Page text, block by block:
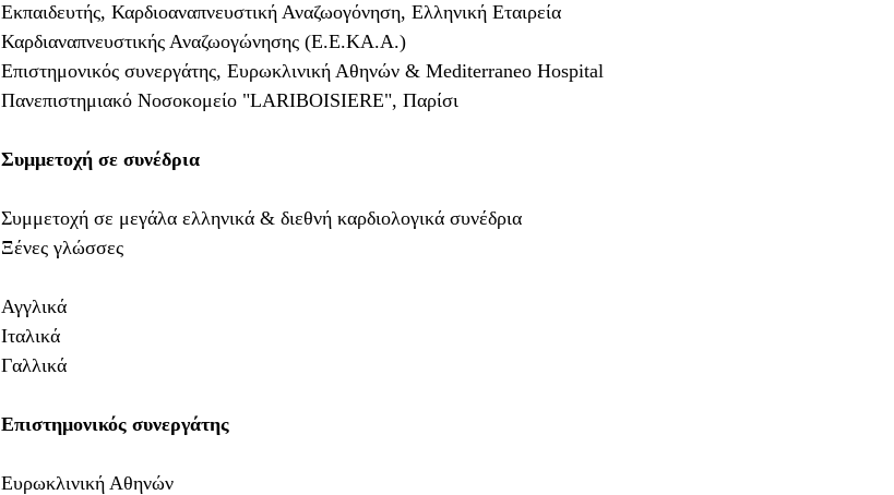
Εκπαιδευτής, Καρδιοαναπνευστική Αναζωογόνηση, Ελληνική Εταιρεία
Καρδιαναπνευστικής Αναζωογώνησης (Ε.Ε.ΚΑ.Α.)
Επιστημονικός συνεργάτης, Ευρωκλινική Αθηνών & Mediterraneo Hospital
Πανεπιστημιακό Νοσοκομείο "LARIBOISIERE", Παρίσι
Συμμετοχή σε συνέδρια
Συμμετοχή σε μεγάλα ελληνικά & διεθνή καρδιολογικά συνέδρια
Ξένες γλώσσες
Αγγλικά
Ιταλικά
Γαλλικά
Επιστημονικός συνεργάτης
Ευρωκλινική Αθηνών